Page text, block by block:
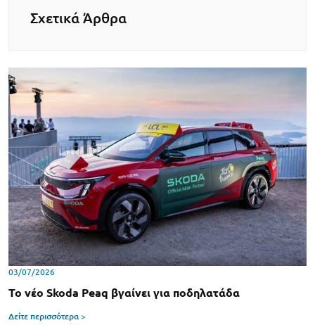
Σχετικά Άρθρα
03/07/2026
To νέο Skoda Peaq βγαίνει για ποδηλατάδα
Δείτε περισσότερα >